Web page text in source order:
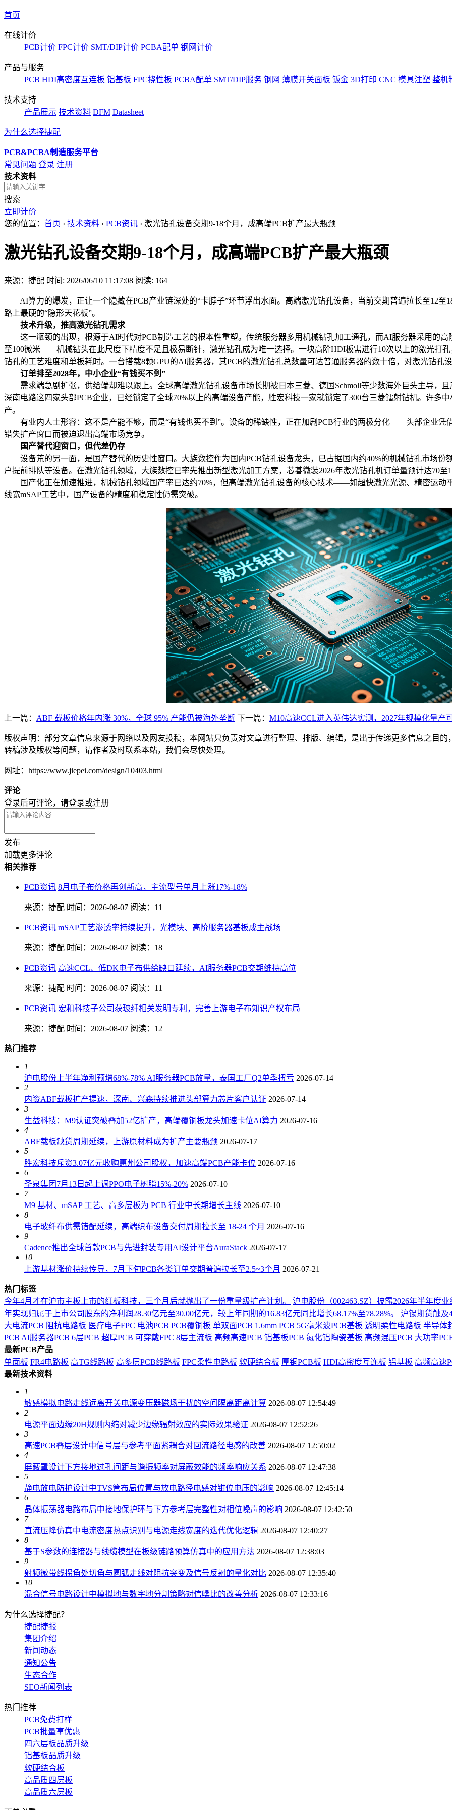
首页
在线计价
PCB计价 FPC计价 SMT/DIP计价 PCBA配单 钢网计价
产品与服务
PCB HDI高密度互连板 铝基板 FPC挠性板 PCBA配单 SMT/DIP服务 钢网 薄膜开关面板 钣金 3D打印 CNC 模具注塑 整机
技术支持
产品展示 技术资料 DFM Datasheet
为什么选择捷配
PCB&PCBA制造服务平台
常见问题 登录 注册
技术资料
搜索
立即计价
您的位置： 首页 › 技术资料 › PCB资讯 › 激光钻孔设备交期9-18个月，成高端PCB扩产最大瓶颈
激光钻孔设备交期9-18个月，成高端PCB扩产最大瓶颈
来源：捷配 时间: 2026/06/10 11:17:08 阅读: 164
AI算力的爆发，正让一个隐藏在PCB产业链深处的“卡脖子”环节浮出水面。高端激光钻孔设备，当前交期普遍拉长至12至
路上最硬的“隐形天花板”。
技术升级，推高激光钻孔需求
这一瓶颈的出现，根源于AI时代对PCB制造工艺的根本性重塑。传统服务器多用机械钻孔加工通孔，而AI服务器采用的高
至100微米——机械钻头在此尺度下精度不足且极易断针，激光钻孔成为唯一选择。一块高阶HDI板需进行10次以上的激光打
钻孔的工艺难度和单板耗时。一台搭载8颗GPU的AI服务器，其PCB的激光钻孔总数量可达普通服务器的数十倍，对激光钻孔
订单排至2028年，中小企业“有钱买不到”
需求端急剧扩张，供给端却难以跟上。全球高端激光钻孔设备市场长期被日本三菱、德国Schmoll等少数海外巨头主导，
深南电路这四家头部PCB企业，已经锁定了全球70%以上的高端设备产能，胜宏科技一家就锁定了300台三菱镭射钻机。许多
产。
有业内人士形容：这不是产能不够，而是“有钱也买不到”。设备的稀缺性，正在加剧PCB行业的两极分化——头部企业凭
错失扩产窗口而被迫退出高端市场竞争。
国产替代迎窗口，但代差仍存
设备荒的另一面，是国产替代的历史性窗口。大族数控作为国内PCB钻孔设备龙头，已占据国内约40%的机械钻孔市场份
户提前排队等设备。在激光钻孔领域，大族数控已率先推出新型激光加工方案，芯碁微装2026年激光钻孔机订单量预计达70至
国产化正在加速推进，机械钻孔领域国产率已达约70%，但高端激光钻孔设备的核心技术——如超快激光光源、精密运
线宽mSAP工艺中，国产设备的精度和稳定性仍需突破。
上一篇： ABF 载板价格年内涨 30%，全球 95% 产能仍被海外垄断 下一篇： M10高速CCL进入英伟达实测，2027年规模化量产
版权声明：部分文章信息来源于网络以及网友投稿，本网站只负责对文章进行整理、排版、编辑，是出于传递更多信息之目
转稿涉及版权等问题，请作者及时联系本站，我们会尽快处理。
网址：https://www.jiepei.com/design/10403.html
评论
登录后可评论，请登录或注册
发布
加载更多评论
相关推荐
PCB资讯 8月电子布价格再创新高，主流型号单月上涨17%-18%
来源：捷配 时间：2026-08-07 阅读：11
PCB资讯 mSAP工艺渗透率持续提升，光模块、高阶服务器基板成主战场
来源：捷配 时间：2026-08-07 阅读：18
PCB资讯 高速CCL、低DK电子布供给缺口延续，AI服务器PCB交期维持高位
来源：捷配 时间：2026-08-07 阅读：11
PCB资讯 宏和科技子公司获玻纤相关发明专利，完善上游电子布知识产权布局
来源：捷配 时间：2026-08-07 阅读：12
热门推荐
1
沪电股份上半年净利预增68%-78% AI服务器PCB放量，泰国工厂Q2单季扭亏 2026-07-14
2
内资ABF载板扩产提速，深南、兴森持续推进头部算力芯片客户认证 2026-07-14
3
生益科技：M9认证突破叠加52亿扩产，高端覆铜板龙头加速卡位AI算力 2026-07-16
4
ABF载板缺货周期延续，上游原材料成为扩产主要瓶颈 2026-07-17
5
胜宏科技斥资3.07亿元收购惠州公司股权，加速高端PCB产能卡位 2026-07-16
6
圣泉集团7月13日起上调PPO电子树脂15%-20% 2026-07-10
7
M9 基材、mSAP 工艺、高多层板为 PCB 行业中长期增长主线 2026-07-10
8
电子玻纤布供需错配延续，高端织布设备交付周期拉长至 18-24 个月 2026-07-16
9
Cadence推出全球首款PCB与先进封装专用AI设计平台AuraStack 2026-07-17
10
上游基材涨价持续传导，7月下旬PCB各类订单交期普遍拉长至2.5~3个月 2026-07-21
热门标签
今年4月才在沪市主板上市的红板科技，三个月后就抛出了一份重量级扩产计划。
沪电股份（002463.SZ）披露2026年半年度
年实现归属于上市公司股东的净利润28.30亿元至30.00亿元，较上年同期的16.83亿元同比增长68.17%至78.28%。
沪锡期货触及
大电流PCB 阻抗电路板 医疗电子FPC 电池PCB PCB覆铜板 单双面PCB 1.6mm PCB 5G毫米波PCB基板 透明柔性电路板 半导体
PCB AI服务器PCB 6层PCB 超厚PCB 可穿戴FPC 8层主流板 高频高速PCB 铝基板PCB 氮化铝陶瓷基板 高频混压PCB 大功率
最新PCB产品
单面板 FR4电路板 高TG线路板 高多层PCB线路板 FPC柔性电路板 软硬结合板 厚铜PCB板 HDI高密度互连板 铝基板 高频高速
最新技术资料
1
敏感模拟电路走线远离开关电源变压器磁场干扰的空间隔离距离计算 2026-08-07 12:54:49
2
电源平面边缘20H规则内缩对减少边缘辐射效应的实际效果验证 2026-08-07 12:52:26
3
高速PCB叠层设计中信号层与参考平面紧耦合对回流路径电感的改善 2026-08-07 12:50:02
4
屏蔽罩设计下方接地过孔间距与谐振频率对屏蔽效能的频率响应关系 2026-08-07 12:47:38
5
静电放电防护设计中TVS管布局位置与放电路径电感对钳位电压的影响 2026-08-07 12:45:14
6
晶体振荡器电路布局中接地保护环与下方参考层完整性对相位噪声的影响 2026-08-07 12:42:50
7
直流压降仿真中电流密度热点识别与电源走线宽度的迭代优化逻辑 2026-08-07 12:40:27
8
基于S参数的连接器与线缆模型在板级链路预算仿真中的应用方法 2026-08-07 12:38:03
9
射频微带线拐角处切角与圆弧走线对阻抗突变及信号反射的量化对比 2026-08-07 12:35:40
10
混合信号电路设计中模拟地与数字地分割策略对信噪比的改善分析 2026-08-07 12:33:16
为什么选择捷配？
捷配捷报
集团介绍
新闻动态
通知公告
生态合作
SEO新闻列表
热门推荐
PCB免费打样
PCB批量享优惠
四六层板品质升级
铝基板品质升级
软硬结合板
高品质四层板
高品质六层板